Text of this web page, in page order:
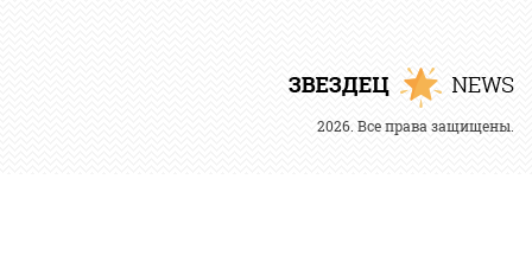
2026. Все права защищены.